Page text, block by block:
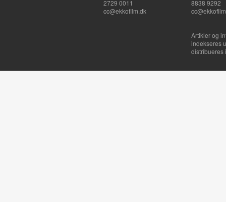
2729 0011
cc@ekkofilm.dk
8838 9292
Artikler og
indekseres
distribueres